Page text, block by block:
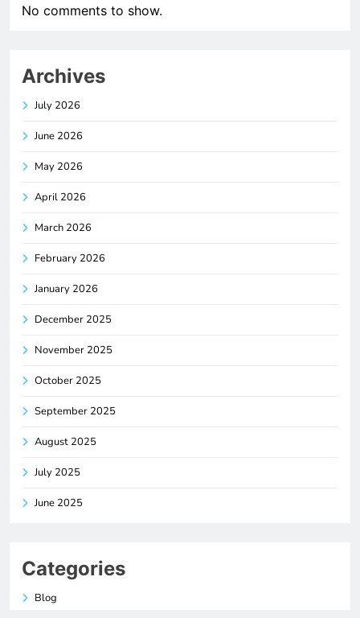
No comments to show.
Archives
July 2026
June 2026
May 2026
April 2026
March 2026
February 2026
January 2026
December 2025
November 2025
October 2025
September 2025
August 2025
July 2025
June 2025
Categories
Blog